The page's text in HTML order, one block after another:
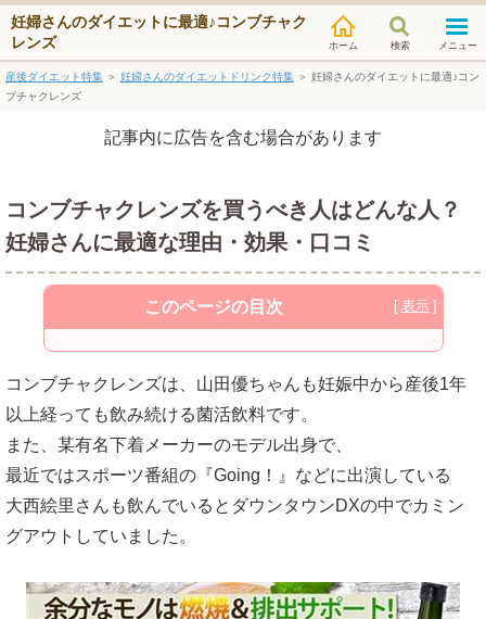
妊婦さんのダイエットに最適♪コンブチャク
レンズ
検索 メニュー
産後ダイエット特集 ＞ 妊婦さんのダイエットドリンク特集 ＞ 妊婦さんのダイエットに最適♪コン
ブチャクレンズ
記事内に広告を含む場合があります
コンブチャクレンズを買うべき人はどんな人？
妊婦さんに最適な理由・効果・口コミ
このページの目次
巷にあるダイエットドリンクにはかなり低
質な物もある
コンブチャクレンズの特徴と魅力
生酵素はなぜダイエットに良い？
コンブチャクレンズは、山田優ちゃんも妊娠中から産後1年
以上経っても飲み続ける菌活飲料です。
また、某有名下着メーカーのモデル出身で、
最近ではスポーツ番組の『Going！』などに出演している
大西絵里さんも飲んでいるとダウンタウンDXの中でカミン
グアウトしていました。